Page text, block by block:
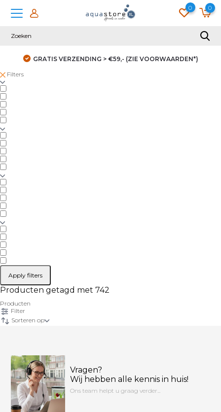
0 0
GRATIS VERZENDING > €59,- (ZIE VOORWAARDEN*)
Filters
Apply filters
Producten getagd met 742
Producten
Filter
Sorteren op
Vragen?
Wij hebben alle kennis in huis!
Ons team helpt u graag verder...